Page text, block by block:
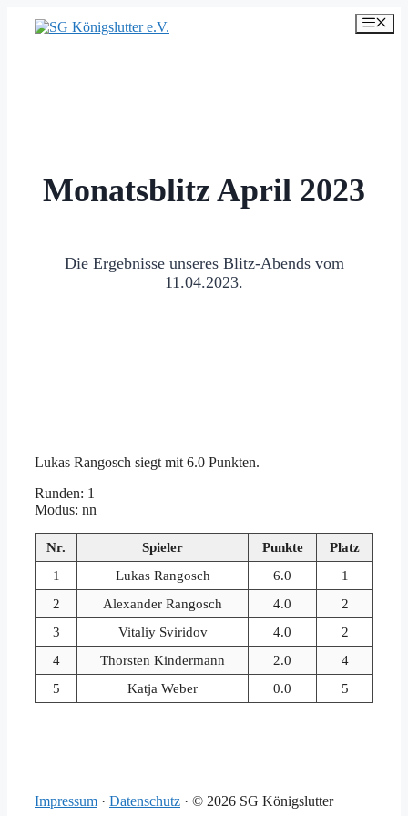
Inhalt
Monatsblitz April 2023
Die Ergebnisse unseres Blitz-Abends vom
11.04.2023.
Lukas Rangosch siegt mit 6.0 Punkten.
Runden: 1
Modus: nn
Nr. Spieler Punkte
Platz
1
Lukas Rangosch 6.0
1
2
Alexander Rangosch 4.0
2
3
Vitaliy Sviridov 4.0
2
4
Thorsten Kindermann 2.0
4
5
Katja Weber 0.0 5
Impressum · Datenschutz · © 2026 SG Königslutter